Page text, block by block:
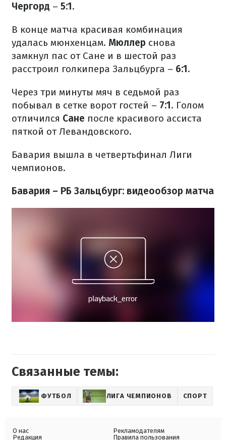
Чергорд – 5:1.
В конце матча красивая комбинация
удалась мюнхенцам. Мюллер снова
замкнул пас от Сане и в шестой раз
расстроил голкипера Зальцбурга – 6:1.
Через три минуты мяч в седьмой раз
побывал в сетке ворот гостей – 7:1. Голом
отличился Сане после красивого ассиста
пяткой от Левандовского.
Бавария вышла в четвертьфинал Лиги
чемпионов.
Бавария – РБ Зальцбург: видеообзор матча
Связанные темы:
ФУТБОЛ ЛИГА ЧЕМПИОНОВ СПОРТ
О нас
Редакция
Рекламодателям
Правила пользования